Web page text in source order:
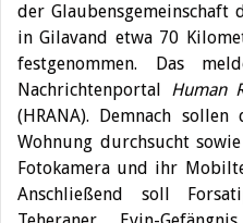
der Glaubensgemeinschaft
in Gilavand etwa 70
festgenommen. Das
Nachrichtenportal Human
(HRANA). Demnach
Wohnung durchsucht
Fotokamera und ihr
Anschließend soll